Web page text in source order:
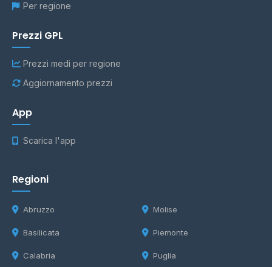
Per regione
Prezzi GPL
Prezzi medi per regione
Aggiornamento prezzi
App
Scarica l'app
Regioni
Abruzzo
Basilicata
Calabria
Molise
Piemonte
Puglia